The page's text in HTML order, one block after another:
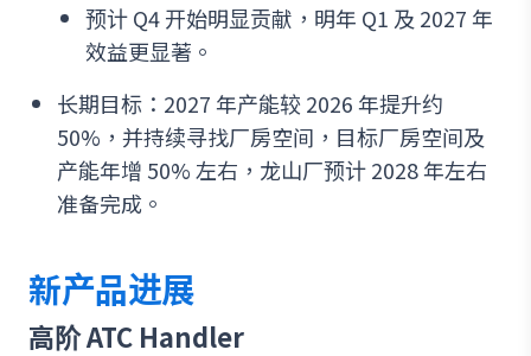
预计 Q4 开始明显贡献，明年 Q1 及 2027 年
效益更显著。
长期目标：2027 年产能较 2026 年提升约
50%，并持续寻找厂房空间，目标厂房空间及
产能年增 50% 左右，龙山厂预计 2028 年左右
准备完成。
新产品进展
高阶 ATC Handler